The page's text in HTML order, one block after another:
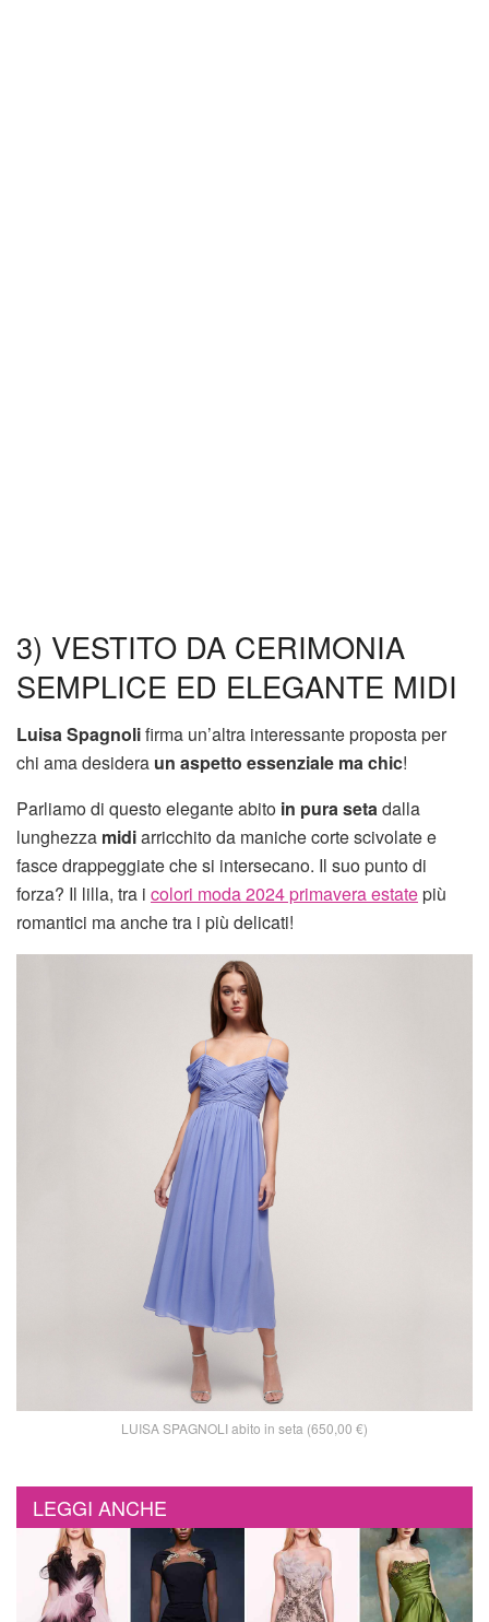
3) VESTITO DA CERIMONIA
SEMPLICE ED ELEGANTE MIDI
Luisa Spagnolifirma un’altra interessante proposta per
chi ama desidera un aspetto essenziale ma chic!
Parliamo di questo elegante abito in pura setadalla
lunghezza midiarricchito da maniche corte scivolate e
fasce drappeggiate che si intersecano. Il suo punto di
forza? Il lilla, tra i colori moda 2024 primavera estatepiù
romantici ma anche tra i più delicati!
LUISA SPAGNOLI abito in seta (650,00 €)
LEGGI ANCHE